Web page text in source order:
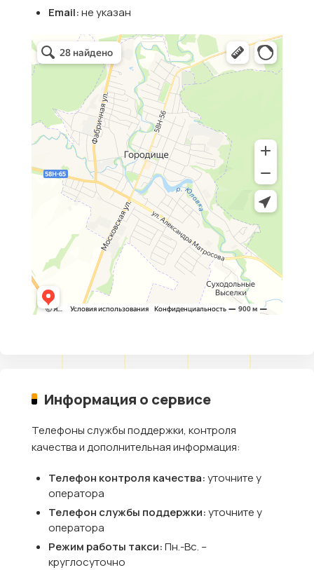
Email:не указан
Информация о сервисе
Телефоны службы поддержки, контроля
качества и дополнительная информация:
Телефон контроля качества:уточните у
оператора
Телефон службы поддержки:уточните у
оператора
Режим работы такси:Пн.-Вс. –
круглосуточно